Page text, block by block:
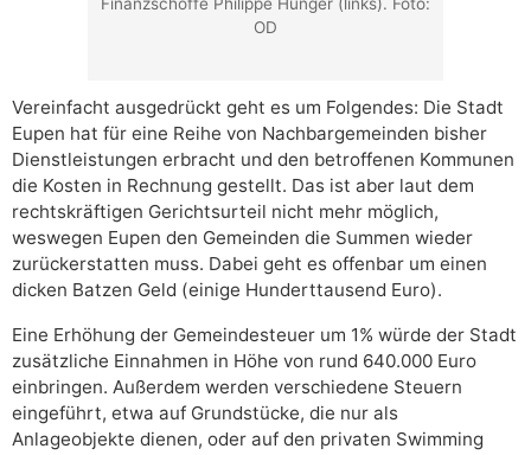
Finanzschöffe Philippe Hunger (links). Foto:
OD
Vereinfacht ausgedrückt geht es um Folgendes: Die Stadt
Eupen hat für eine Reihe von Nachbargemeinden bisher
Dienstleistungen erbracht und den betroffenen Kommunen
die Kosten in Rechnung gestellt. Das ist aber laut dem
rechtskräftigen Gerichtsurteil nicht mehr möglich,
weswegen Eupen den Gemeinden die Summen wieder
zurückerstatten muss. Dabei geht es offenbar um einen
dicken Batzen Geld (einige Hunderttausend Euro).
Eine Erhöhung der Gemeindesteuer um 1% würde der Stadt
zusätzliche Einnahmen in Höhe von rund 640.000 Euro
einbringen. Außerdem werden verschiedene Steuern
eingeführt, etwa auf Grundstücke, die nur als
Anlageobjekte dienen, oder auf den privaten Swimming